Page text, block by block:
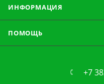
ИНФОРМАЦИЯ
ПОМОЩЬ
+7